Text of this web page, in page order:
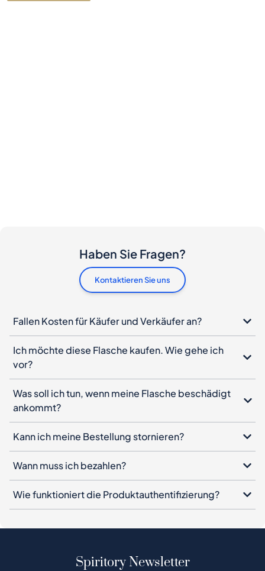
Haben Sie Fragen?
Kontaktieren Sie uns
Fallen Kosten für Käufer und Verkäufer an?
Ich möchte diese Flasche kaufen. Wie gehe ich
vor?
Was soll ich tun, wenn meine Flasche beschädigt
ankommt?
Kann ich meine Bestellung stornieren?
Wann muss ich bezahlen?
Wie funktioniert die Produktauthentifizierung?
Spiritory Newsletter